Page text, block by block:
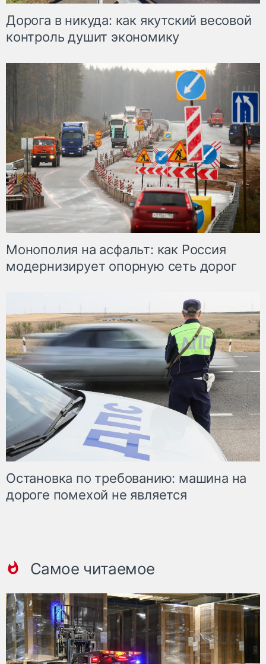
Дорога в никуда: как якутский весовой
контроль душит экономику
Монополия на асфальт: как Россия
модернизирует опорную сеть дорог
Остановка по требованию: машина на
дороге помехой не является
Самое читаемое